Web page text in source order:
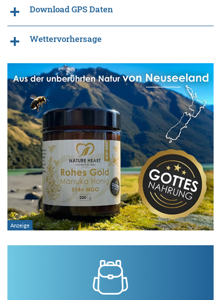
Download GPS Daten
Wettervorhersage